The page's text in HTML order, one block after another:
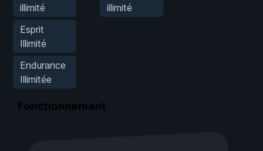
illimité
Esprit
Illimité
Endurance
Illimitée
illimité
Fonctionnement